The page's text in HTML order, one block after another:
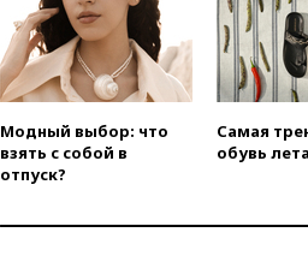
Модный выбор: что
взять с собой в
отпуск?
Самая
обувь